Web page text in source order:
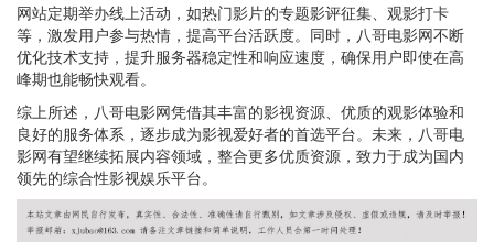
网站定期举办线上活动，如热门影片的专题影评征集、观影打卡
等，激发用户参与热情，提高平台活跃度。同时，八哥电影网不断
优化技术支持，提升服务器稳定性和响应速度，确保用户即使在高
峰期也能畅快观看。
综上所述，八哥电影网凭借其丰富的影视资源、优质的观影体验和
良好的服务体系，逐步成为影视爱好者的首选平台。未来，八哥电
影网有望继续拓展内容领域，整合更多优质资源，致力于成为国内
领先的综合性影视娱乐平台。